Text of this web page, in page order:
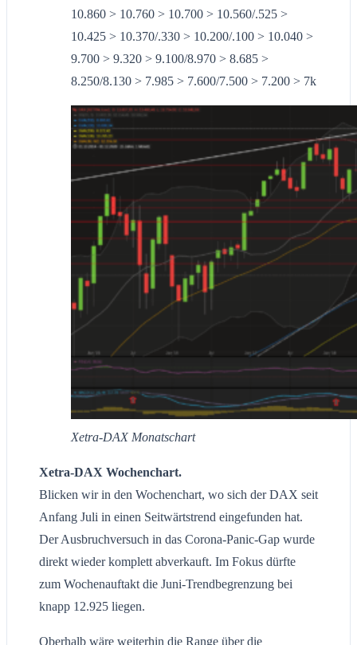
10.860 > 10.760 > 10.700 > 10.560/.525 >
10.425 > 10.370/.330 > 10.200/.100 > 10.040 >
9.700 > 9.320 > 9.100/8.970 > 8.685 >
8.250/8.130 > 7.985 > 7.600/7.500 > 7.200 > 7k
Xetra-DAX Monatschart
Xetra-DAX Wochenchart.
Blicken wir in den Wochenchart, wo sich der DAX seit
Anfang Juli in einen Seitwärtstrend eingefunden hat.
Der Ausbruchversuch in das Corona-Panic-Gap wurde
direkt wieder komplett abverkauft. Im Fokus dürfte
zum Wochenauftakt die Juni-Trendbegrenzung bei
knapp 12.925 liegen.
Oberhalb wäre weiterhin die Range über die